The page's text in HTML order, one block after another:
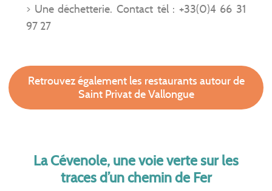
> Une déchetterie. Contact tél : +33(0)4 66 31
97 27
Retrouvez également les restaurants autour de
Saint Privat de Vallongue
La Cévenole, une voie verte sur les
traces d’un chemin de Fer